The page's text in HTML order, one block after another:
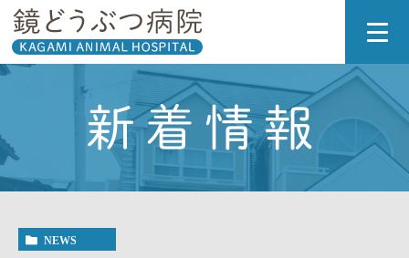
新着情報
NEWS